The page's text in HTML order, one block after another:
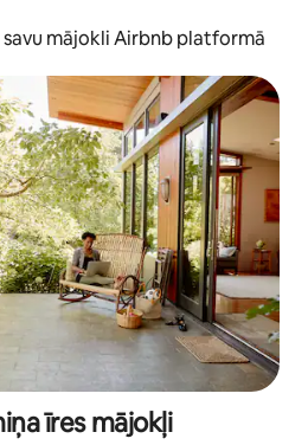
mājokli Airbnb platformā
īres mājokļi